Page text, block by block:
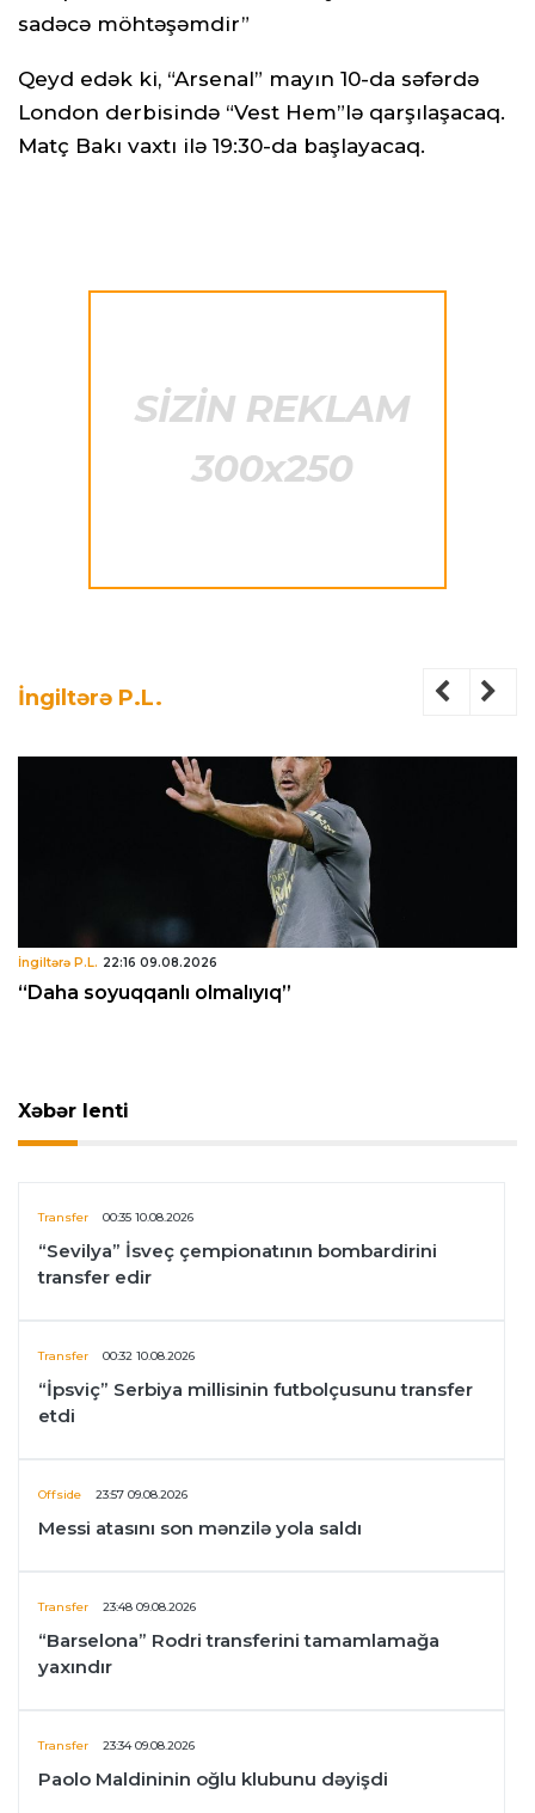
sadəcə möhtəşəmdir”
Qeyd edək ki, “Arsenal” mayın 10-da səfərdə
London derbisində “Vest Hem”lə qarşılaşacaq.
Matç Bakı vaxtı ilə 19:30-da başlayacaq.
İngiltərə P.L.
İngiltərə P.L. 22:16 09.08.2026
“Daha soyuqqanlı olmalıyıq”
Xəbər lenti
Transfer 00:35 10.08.2026
“Sevilya” İsveç çempionatının bombardirini
transfer edir
Transfer 00:32 10.08.2026
“İpsviç” Serbiya millisinin futbolçusunu transfer
etdi
Offside 23:57 09.08.2026
Messi atasını son mənzilə yola saldı
Transfer 23:48 09.08.2026
“Barselona” Rodri transferini tamamlamağa
yaxındır
Transfer 23:34 09.08.2026
Paolo Maldininin oğlu klubunu dəyişdi